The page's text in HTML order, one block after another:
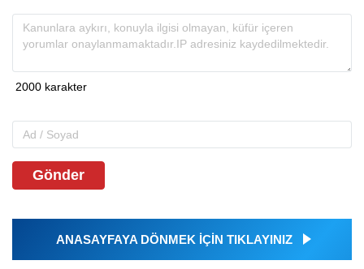
Gönder
ANASAYFAYA DÖNMEK İÇİN TIKLAYINIZ